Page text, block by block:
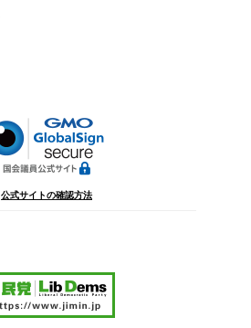
公式サイトの確認方法